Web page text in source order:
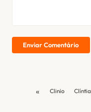
Enviar Comentário
« Clinio Clíntia